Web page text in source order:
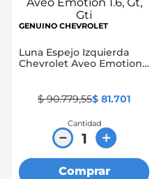
GENUINO CHEVROLET
Luna Espejo Izquierda
Chevrolet Aveo Emotion
$ 90.779,55$ 81.701
Cantidad
＋
－
Comprar